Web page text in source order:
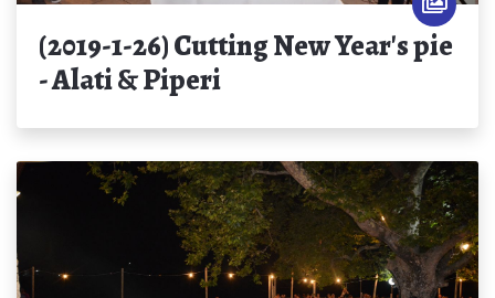
(2019-1-26) Cutting New Year's pie
- Alati & Piperi